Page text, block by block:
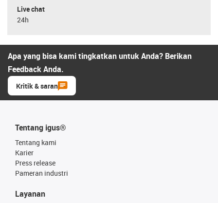
Live chat
24h
Apa yang bisa kami tingkatkan untuk Anda? Berikan
Feedback Anda.
Kritik & saran
Tentang igus®
Tentang kami
Karier
Press release
Pameran industri
Layanan